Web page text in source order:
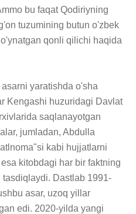
bu faqat Qodiriyning
tuzumining butun o'zbek
qonli qilichi haqida
yaratishda o'sha
Kengashi huzuridagi Davlat
saqlanayotgan
jumladan, Abdulla
kabi hujjatlarni
kitobdagi har bir faktning
Dastlab 1991-
asar, uzoq yillar
edi. 2020-yilda yangi